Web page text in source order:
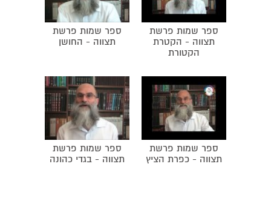
ספר שמות פרשת
תצווה - הקטרת
הקטורת
ספר שמות פרשת
תצווה - החושן
ספר שמות פרשת
תצווה - כפרת הציץ
ספר שמות פרשת
תצווה - בגדי כהונה